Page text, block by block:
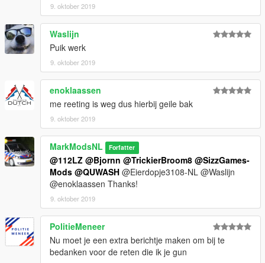
9. oktober 2019
Waslijn
Puik werk
9. oktober 2019
enoklaassen
me reeting is weg dus hierbij geile bak
9. oktober 2019
MarkModsNL Forfatter
@112LZ @Bjornn @TrickierBroom8 @SizzGames-
Mods @QUWASH @Eierdopje3108-NL @Waslijn
@enoklaassen Thanks!
9. oktober 2019
PolitieMeneer
Nu moet je een extra berichtje maken om bij te
bedanken voor de reten die ik je gun